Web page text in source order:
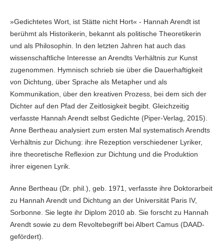
»Gedichtetes Wort, ist Stätte nicht Hort« - Hannah Arendt ist
berühmt als Historikerin, bekannt als politische Theoretikerin
und als Philosophin. In den letzten Jahren hat auch das
wissenschaftliche Interesse an Arendts Verhältnis zur Kunst
zugenommen. Hymnisch schrieb sie über die Dauerhaftigkeit
von Dichtung, über Sprache als Metapher und als
Kommunikation, über den kreativen Prozess, bei dem sich der
Dichter auf den Pfad der Zeitlosigkeit begibt. Gleichzeitig
verfasste Hannah Arendt selbst Gedichte (Piper-Verlag, 2015).
Anne Bertheau analysiert zum ersten Mal systematisch Arendts
Verhältnis zur Dichung: ihre Rezeption verschiedener Lyriker,
ihre theoretische Reflexion zur Dichtung und die Produktion
ihrer eigenen Lyrik.
Anne Bertheau (Dr. phil.), geb. 1971, verfasste ihre Doktorarbeit
zu Hannah Arendt und Dichtung an der Universität Paris IV,
Sorbonne. Sie legte ihr Diplom 2010 ab. Sie forscht zu Hannah
Arendt sowie zu dem Revoltebegriff bei Albert Camus (DAAD-
gefördert).